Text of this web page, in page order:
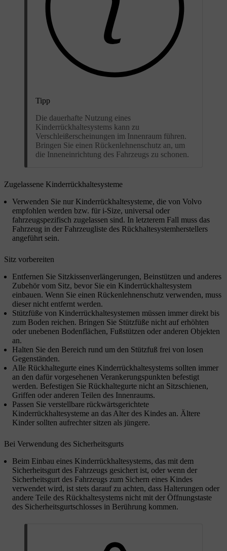
Tipp
Die dauerhafte Nutzung eines
Kinderrückhaltesystems kann zu
Verschleißerscheinungen im Innenraum führen.
Bringen Sie einen Rückenlehnenschutz an, um
die Inneneinrichtung des Fahrzeugs zu schonen.
Zugelassene Kinderrückhaltesysteme
Verwenden Sie nur Kinderrückhaltesysteme, die von Volvo
empfohlen werden bzw. für i-Size, universal oder
fahrzeugspezifisch zugelassen sind. In letzterem Fall muss das
Fahrzeug in der Fahrzeugliste des Rückhaltesystemherstellers
angeführt sein.
Sitz vorbereiten
Entfernen Sie Sitzkissenverlängerungen, Beinstützen und anderes
Zubehör vom Sitz, bevor Sie ein Kinderrückhaltesystem
einbauen. Wenn Sie einen Rückenlehnenschutz verwenden, muss
dieser nicht entfernt werden.
Stützfüße von Kinderrückhaltesystemen müssen immer direkt bis
zum Boden reichen. Bringen Sie Stützfüße nicht auf erhöhten
oder unebenen Bodenflächen, Fußstützen oder anderen Objekten
an.
Halten Sie den Bereich rund um den Stützfuß frei von losen
Gegenständen.
Alle Rückhaltegurte eines Kinderrückhaltesystems sollten immer
an den dafür vorgesehenen Verankerungspunkten befestigt
werden. Befestigen Sie Rückhaltegurte nicht an Sitzschienen,
Griffen oder anderen Teilen des Innenraums.
Passen Sie verstellbare rückwärtsgerichtete
Kinderrückhaltesysteme an das Alter des Kindes an. Ältere
Kinder sollten aufrechter sitzen als jüngere.
Bei Verwendung des Sicherheitsgurts
Beim Einbau eines Kinderrückhaltesystems, das mit dem
Sicherheitsgurt des Fahrzeugs gesichert ist, oder wenn der
Sicherheitsgurt des Fahrzeugs zum Sichern eines Kindes
verwendet wird, ist stets darauf zu achten, dass Halterungen oder
andere Teile des Rückhaltesystems nicht mit der Öffnungstaste
des Sicherheitsgurtschlosses in Berührung kommen.